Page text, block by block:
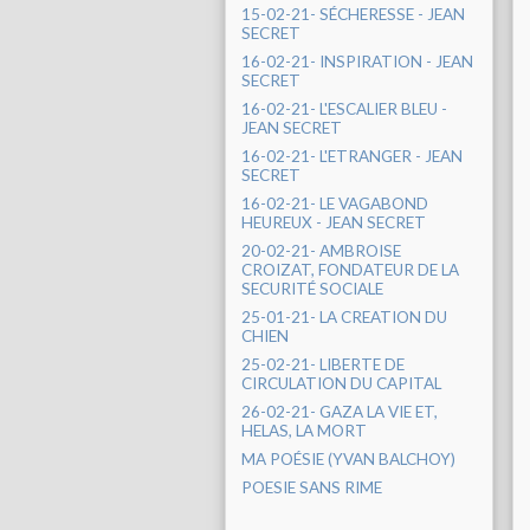
15-02-21- SÉCHERESSE - JEAN
SECRET
16-02-21- INSPIRATION - JEAN
SECRET
16-02-21- L'ESCALIER BLEU -
JEAN SECRET
16-02-21- L'ETRANGER - JEAN
SECRET
16-02-21- LE VAGABOND
HEUREUX - JEAN SECRET
20-02-21- AMBROISE
CROIZAT, FONDATEUR DE LA
SECURITÉ SOCIALE
25-01-21- LA CREATION DU
CHIEN
25-02-21- LIBERTE DE
CIRCULATION DU CAPITAL
26-02-21- GAZA LA VIE ET,
HELAS, LA MORT
MA POÉSIE (YVAN BALCHOY)
POESIE SANS RIME